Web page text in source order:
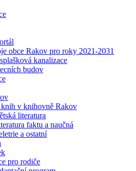
obce Rakov pro roky 2021-2031
kanalizace
budov
v knihovně Rakov
literatura
faktu a naučná
a ostatní
pro rodiče